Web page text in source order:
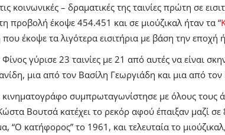
κοινωνικές – δραματικές της ταινίες πρώτη σε
προβολή έκοψε 454.451 και σε μιούζικαλ ήταν τα “
έκοψε τα λιγότερα εισιτήρια με βάση την εποχή
γύρισε 23 ταινίες με 21 από αυτές να είναι
μια από τον Βασίλη Γεωργιάδη και μια από
κινηματογράφο συμπρωταγωνίστησε με όλους τους
Βουτσά κατέχει το ρεκόρ αφού έπαιξαν μαζί σε
“Ο κατήφορος” το 1961, και τελευταία το